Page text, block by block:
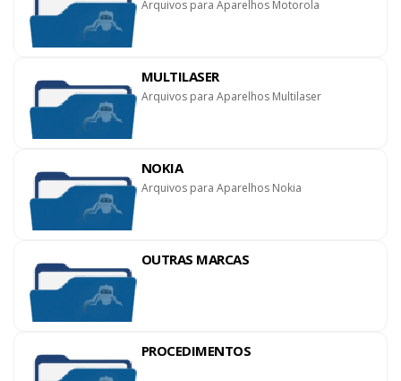
Arquivos para Aparelhos Motorola
MULTILASER
Arquivos para Aparelhos Multilaser
NOKIA
Arquivos para Aparelhos Nokia
OUTRAS MARCAS
PROCEDIMENTOS